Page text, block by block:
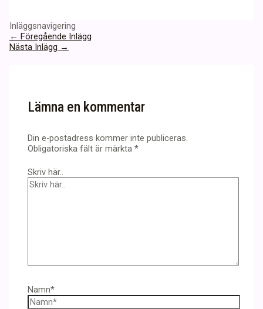
Inläggsnavigering
← Föregående Inlägg
Nästa Inlägg →
Lämna en kommentar
Din e-postadress kommer inte publiceras.
Obligatoriska fält är märkta*
Skriv här..
Namn*